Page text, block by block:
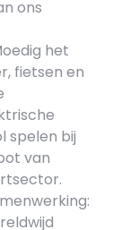
ons
het
fietsen en
spelen bij
van